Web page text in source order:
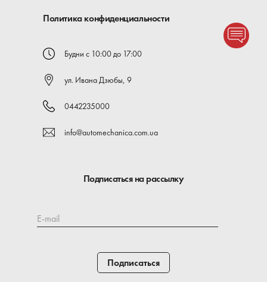
Политика конфиденциальности
Будни с 10:00 до 17:00
ул. Ивана Дзюбы, 9
0442235000
info@automechanica.com.ua
Подписаться на рассылку
E-mail
Подписаться